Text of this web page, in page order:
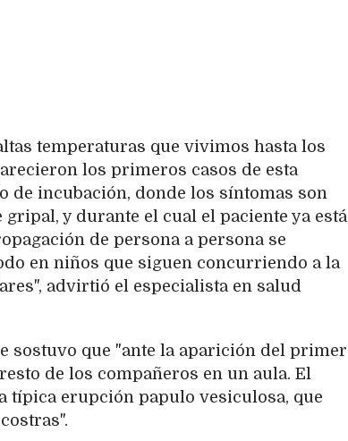
temperaturas que vivimos hasta los
los primeros casos de esta
de incubación, donde los síntomas son
y durante el cual el paciente ya está
de persona a persona se
en niños que siguen concurriendo a la
advirtió el especialista en salud
sostuvo que "ante la aparición del primer
de los compañeros en un aula. El
típica erupción papulo vesiculosa, que